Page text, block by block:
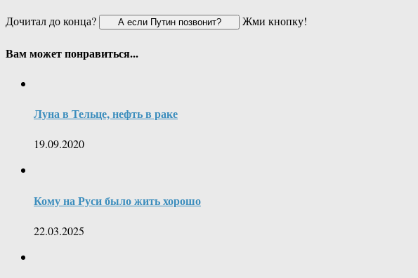
Дочитал до конца?
Жми кнопку!
Вам может понравиться...
Луна в Тельце, нефть в раке
19.09.2020
Кому на Руси было жить хорошо
22.03.2025